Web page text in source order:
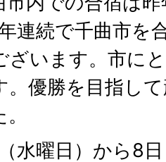
連続で千曲市を
ざいます。市に
。優勝を目指し
水曜日）から8